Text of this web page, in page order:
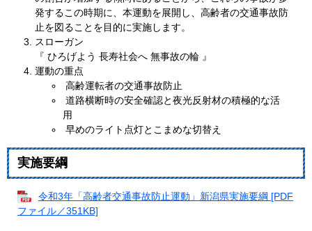
発するこの時期に、本運動を展開し、高齢者の交通事故防
止を図ることを目的に実施します。
スローガン
『 ひろげよう 長寿社会へ 無事故の輪 』
運動の重点
高齢運転者の交通事故防止
道路横断時の安全確認と夜光反射材の積極的な活
用
早めのライト点灯とこまめな切替え
実施要綱
令和3年「高齢者交通事故防止運動」新潟県実施要綱 [PDF
ファイル／351KB]